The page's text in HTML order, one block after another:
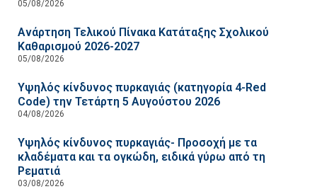
05/08/2026
Ανάρτηση Τελικού Πίνακα Κατάταξης Σχολικού
Καθαρισμού 2026-2027
05/08/2026
Υψηλός κίνδυνος πυρκαγιάς (κατηγορία 4-Red
Code) την Τετάρτη 5 Αυγούστου 2026
04/08/2026
Υψηλός κίνδυνος πυρκαγιάς- Προσοχή με τα
κλαδέματα και τα ογκώδη, ειδικά γύρω από τη
Ρεματιά
03/08/2026